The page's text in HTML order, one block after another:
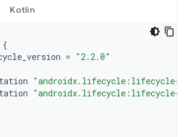
Kotlin
{
= "2.2.0"
"androidx.lifecycle:lifecycle-
"androidx.lifecycle:lifecycle-